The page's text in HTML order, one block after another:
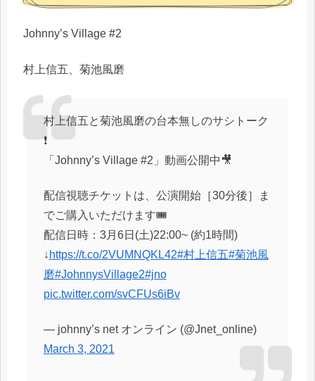
Johnny’s Village #2
村上信五、菊池風磨
村上信五と菊池風磨の台本無しのサシトーク
❗️
「Johnny’s Village #2」動画公開中🎥
配信視聴チケットは、公演開始［30分後］ま
でご購入いただけます🎟
配信日時：3月6日(土)22:00~ (約1時間)
↓ https://t.co/2VUMNQKL42#村上信五#菊池風
磨#JohnnysVillage2#jno
pic.twitter.com/svCFUs6iBv
— johnny’s net オンライン (@Jnet_online)
March 3, 2021